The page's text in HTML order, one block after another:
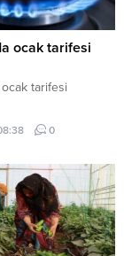
ocak tarifesi
tarifesi
0